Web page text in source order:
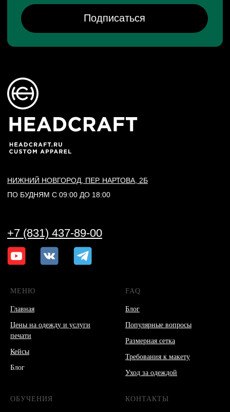
МЕНЮ
Главная
Цены на одежду и услуги
печати
Кейсы
Блог
FAQ
Блог
Популярные вопросы
Размерная сетка
Требования к макету
Уход за одеждой
ОБУЧЕНИЯ КОНТАКТЫ
Согласие на обработку персональных данных
© 2026 HEADCRAFT
Реквизиты
Политика конфиденциальности
*Данный интернет-сайт носит исключительно
не является публичной офертой, определяемой